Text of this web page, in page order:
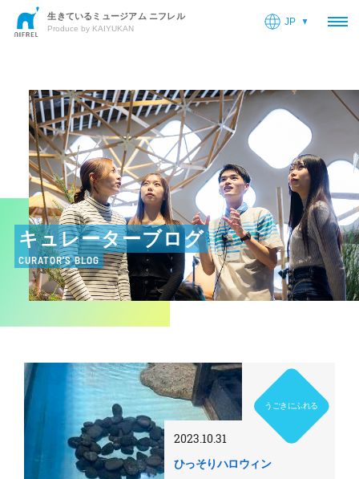
生きているミュージアム ニフレル
Produce by KAIYUKAN
JP
キュレーターブログ
CURATOR’S BLOG
うごきにふれる
2023.10.31
ひっそりハロウィン